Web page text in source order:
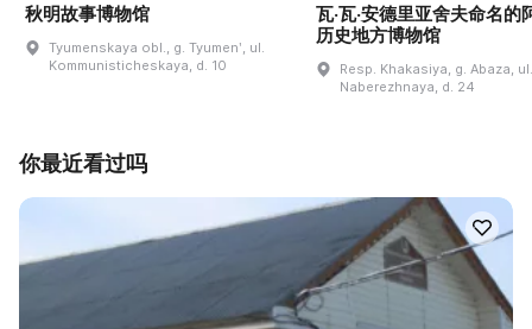
秋明故事博物馆
Tyumenskaya obl., g. Tyumenʹ, ul.
Kommunisticheskaya, d. 10
瓦·瓦·安德里亚舍夫命名的
历史地方博物馆
Resp. Khakasiya, g. Abaza, ul.
Naberezhnaya, d. 24
你最近看过吗